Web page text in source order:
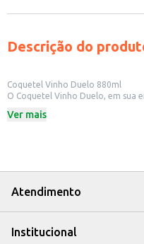
Descrição do
Coquetel Vinho Duelo 880ml
O Coquetel Vinho Duelo, em sua
de descontração, o coquetel
Pode ser servido em festas e
O Coquetel Vinho Duelo é uma
vinho, oferecendo uma
Ver mais
Atendimento
Institucional